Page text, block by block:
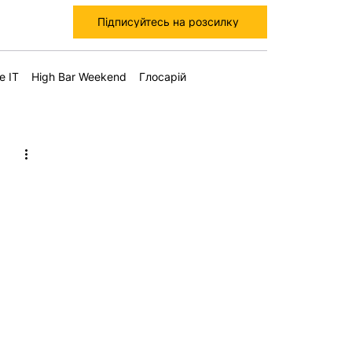
Підписуйтесь на розсилку
IT High Bar Weekend Глосарій